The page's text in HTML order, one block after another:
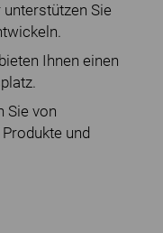
Sie
Ihnen einen
Sie von
und